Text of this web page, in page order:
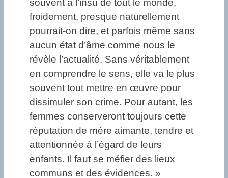
souvent à l’insu de tout le monde,
froidement, presque naturellement
pourrait-on dire, et parfois même sans
aucun état d’âme comme nous le
révèle l’actualité. Sans véritablement
en comprendre le sens, elle va le plus
souvent tout mettre en œuvre pour
dissimuler son crime. Pour autant, les
femmes conserveront toujours cette
réputation de mère aimante, tendre et
attentionnée à l’égard de leurs
enfants. Il faut se méfier des lieux
communs et des évidences. »